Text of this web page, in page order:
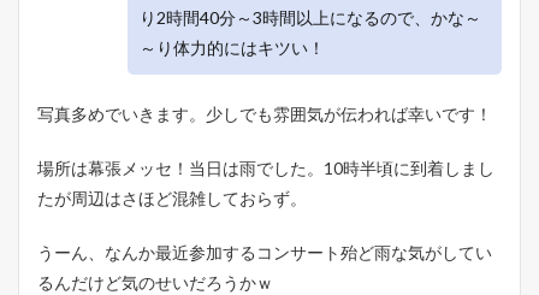
り2時間40分～3時間以上になるので、かな～
～り体力的にはキツい！
写真多めでいきます。少しでも雰囲気が伝われば幸いです！
場所は幕張メッセ！当日は雨でした。10時半頃に到着しまし
たが周辺はさほど混雑しておらず。
うーん、なんか最近参加するコンサート殆ど雨な気がしてい
るんだけど気のせいだろうかｗ